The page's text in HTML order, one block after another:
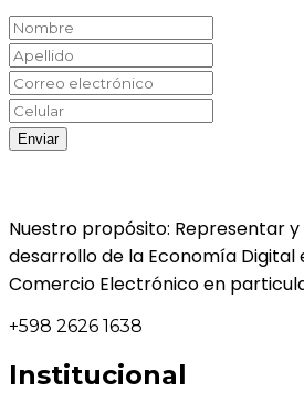
Nuestro propósito: Representar
desarrollo de la Economía Digital
Comercio Electrónico en
+598 2626 1638
Institucional